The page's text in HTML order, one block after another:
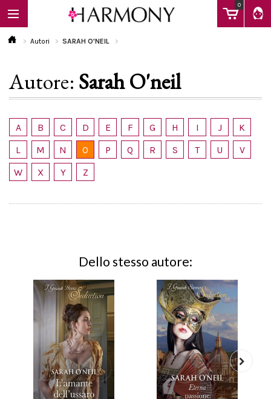
0
EBOOK
LIBRI
Calendario
Autori SARAH O'NEIL
Autore: Sarah O'neil
A B C D E F G H I J
K
L
M N O P Q R S T U
V
W
X Y Z
Dello stesso autore:
Next